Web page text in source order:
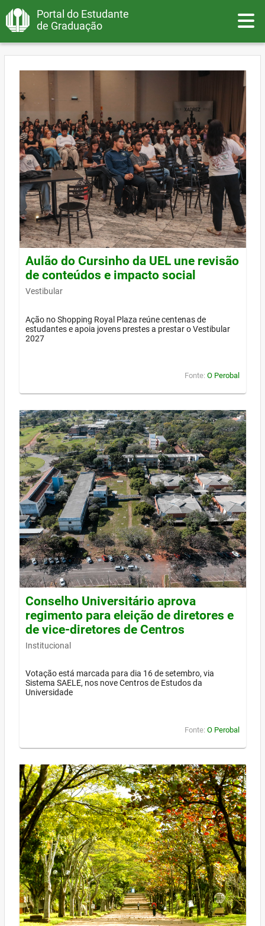
Portal do Estudante
de Graduação
Aulão do Cursinho da UEL une revisão
de conteúdos e impacto social
Vestibular
Ação no Shopping Royal Plaza reúne centenas de
estudantes e apoia jovens prestes a prestar o Vestibular
2027
Fonte: O Perobal
Conselho Universitário aprova
regimento para eleição de diretores e
de vice-diretores de Centros
Institucional
Votação está marcada para dia 16 de setembro, via
Sistema SAELE, nos nove Centros de Estudos da
Universidade
Fonte: O Perobal